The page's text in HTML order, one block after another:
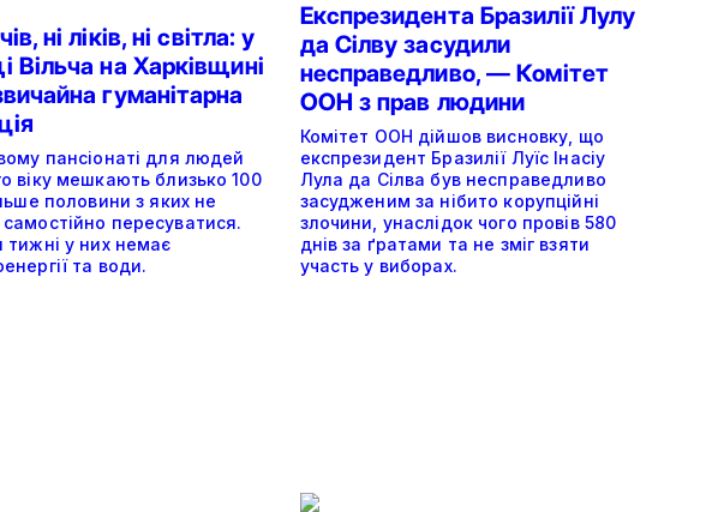
ні ліків, ні світла: у
Вільча на Харківщині
гуманітарна
пансіонаті для людей
віку мешкають близько 100
половини з яких не
пересуватися.
тижні у них немає
та води.
Експрезидента Бразилії Лулу
да Сілву засудили
несправедливо, — Комітет
ООН з прав людини
Комітет ООН дійшов висновку, що
експрезидент Бразилії Луїс Інасіу
Лула да Сілва був несправедливо
засудженим за нібито корупційні
злочини, унаслідок чого провів 580
днів за ґратами та не зміг взяти
участь у виборах.